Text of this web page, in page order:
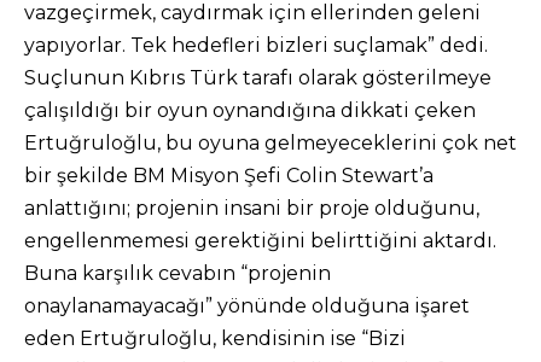
vazgeçirmek, caydırmak için ellerinden geleni
yapıyorlar. Tek hedefleri bizleri suçlamak” dedi.
Suçlunun Kıbrıs Türk tarafı olarak gösterilmeye
çalışıldığı bir oyun oynandığına dikkati çeken
Ertuğruloğlu, bu oyuna gelmeyeceklerini çok net
bir şekilde BM Misyon Şefi Colin Stewart’a
anlattığını; projenin insani bir proje olduğunu,
engellenmemesi gerektiğini belirttiğini aktardı.
Buna karşılık cevabın “projenin
onaylanamayacağı” yönünde olduğuna işaret
eden Ertuğruloğlu, kendisinin ise “Bizi